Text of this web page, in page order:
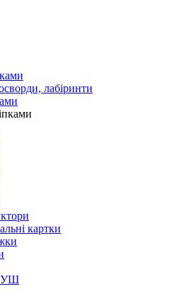
лабіринти
картки